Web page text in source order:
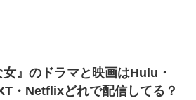
女』のドラマと映画はHulu・
・Netflixどれで配信してる？